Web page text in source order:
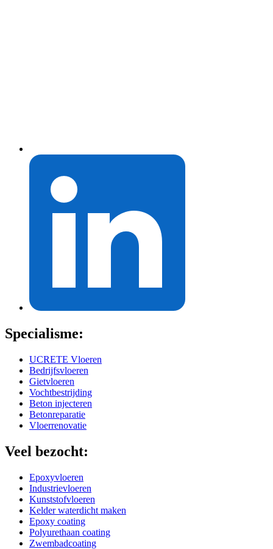
Specialisme:
UCRETE Vloeren
Bedrijfsvloeren
Gietvloeren
Vochtbestrijding
Beton injecteren
Betonreparatie
Vloerrenovatie
Veel bezocht:
Epoxyvloeren
Industrievloeren
Kunststofvloeren
Kelder waterdicht maken
Epoxy coating
Polyurethaan coating
Zwembadcoating